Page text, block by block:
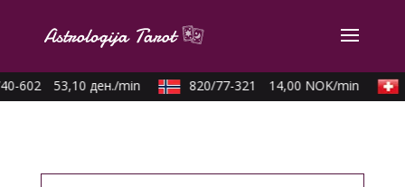
602 53,10 ден./min 820/77-321 14,00 NOK/min